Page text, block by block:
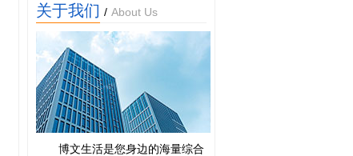
关于我们 / About Us
博文生活是您身边的海量综合